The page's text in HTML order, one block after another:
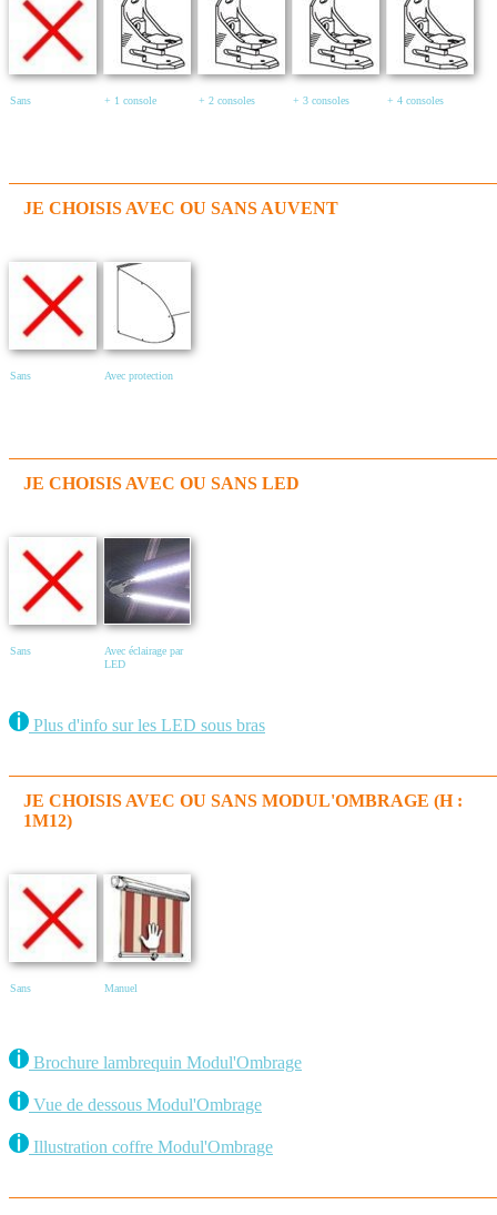
Sans + 1 console + 2 consoles + 3 consoles + 4 consoles
JE CHOISIS AVEC OU SANS AUVENT
Sans Avec protection
JE CHOISIS AVEC OU SANS LED
Sans
Avec éclairage par
LED
Plus d'info sur les LED sous bras
JE CHOISIS AVEC OU SANS MODUL'OMBRAGE (H :
1M12)
Sans Manuel
Brochure lambrequin Modul'Ombrage
Vue de dessous Modul'Ombrage
Illustration coffre Modul'Ombrage